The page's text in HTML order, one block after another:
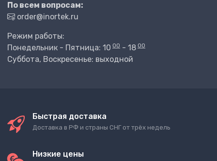
По всем вопросам:
order@inortek.ru
Режим работы:
Понедельник - Пятница: 10 00 - 18 00
Суббота, Воскресенье: выходной
Быстрая доставка
Доставка в РФ и страны СНГ от трёх недель
Низкие цены